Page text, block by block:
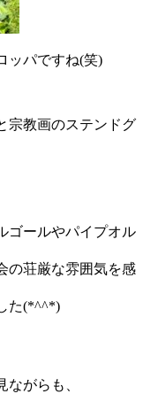
ッパですね(笑)
宗教画のステンドグ
ゴールやパイプオル
の荘厳な雰囲気を感
た(*^^*)
ながらも、